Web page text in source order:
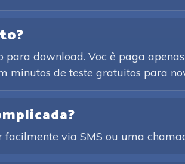
download. Voc ê paga
minutos de teste gratuitos para
facilmente via SMS ou uma